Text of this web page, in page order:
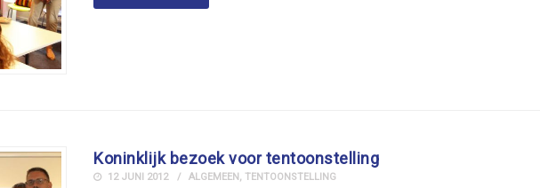
Koninklijk bezoek voor tentoonstelling
12 JUNI 2012 ALGEMEEN TENTOONSTELLING